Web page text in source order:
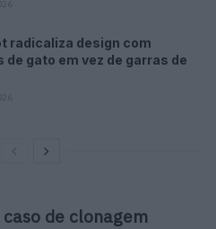
radicaliza design com
de gato em vez de garras de
de clonagem